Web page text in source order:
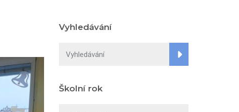
Vyhledávání
Školní rok